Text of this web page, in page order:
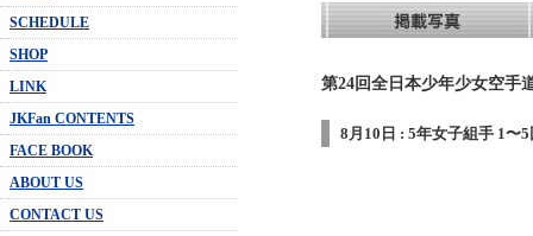
SCHEDULE
SHOP
LINK
JKFan CONTENTS
FACE BOOK
ABOUT US
CONTACT US
第24回全日本少年少女空手
8月10日 : 5年女子組手 1〜